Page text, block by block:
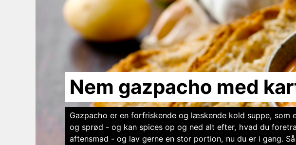
Nem gazpacho med
Gazpacho er en forfriskende og læskende kold suppe, som
og sprød - og kan spices op og ned alt efter, hvad du
aftensmad - og lav gerne en stor portion, nu du er i gang.